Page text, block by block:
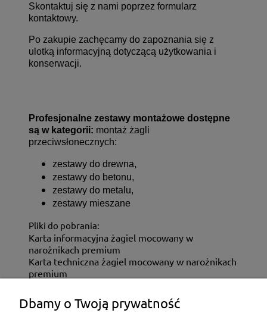
Skontaktuj się z nami poprzez formularz
kontaktowy.
Po zakupie zachęcamy do zapoznania się z
ulotką informacyjną dotyczącą użytkowania i
konserwacji.
Profesjonalne zestawy montażowe dostępne
są w kategorii: montaż żagli
przeciwsłonecznych:
zestawy do drewna,
zestawy do betonu,
zestawy do metalu,
zestawy mieszane
Pliki do pobrania:
Karta informacyjna żagiel mocowany w
narożnikach premium
Karta techniczna żagiel mocowany w narożnikach
premium
ZAKUPY
Dbamy o Twoją prywatność